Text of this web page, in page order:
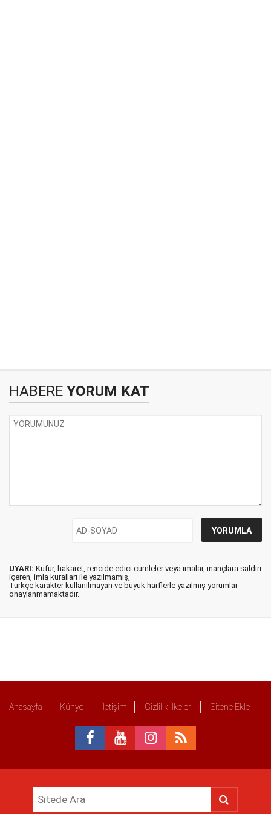
HABERE YORUM KAT
UYARI: Küfür, hakaret, rencide edici cümleler veya imalar, inançlara saldırı
içeren, imla kuralları ile yazılmamış,
Türkçe karakter kullanılmayan ve büyük harflerle yazılmış yorumlar
onaylanmamaktadır.
Anasayfa Künye İletişim Gizlilik İlkeleri Sitene Ekle